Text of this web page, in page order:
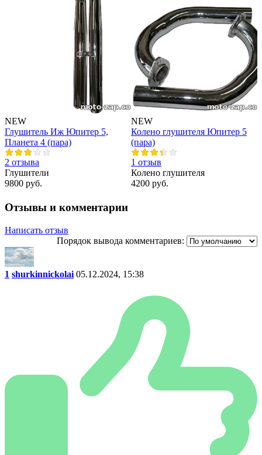
NEW
Глушитель Иж Юпитер 5,
Планета 4 (пара)
2 отзыва
Глушители
9800 руб.
NEW
Колено глушителя Юпитер 5
(пара)
1 отзыв
Колено глушителя
4200 руб.
Отзывы и комментарии
Написать отзыв
Порядок вывода комментариев:
1 shurkinnickolai 05.12.2024, 15:38